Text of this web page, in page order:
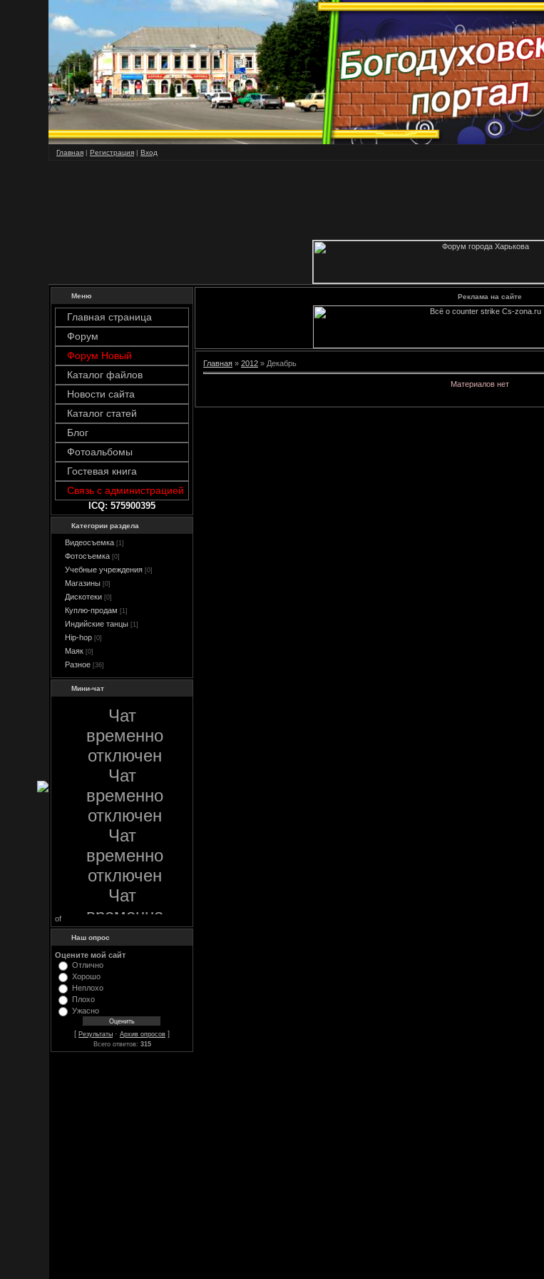
Главная | Регистрация | Вход
Меню
Главная страница
Форум
Форум Новый
Каталог файлов
Новости сайта
Каталог статей
Блог
Фотоальбомы
Гостевая книга
Связь с администрацией
ICQ: 575900395
Категории раздела
Видеосъемка [1]
Фотосъемка [0]
Учебные учреждения [0]
Магазины [0]
Дискотеки [0]
Куплю-продам [1]
Индийские танцы [1]
Hip-hop [0]
Маяк [0]
Разное [36]
Мини-чат
of
Наш опрос
Оцените мой сайт
Отлично
Хорошо
Неплохо
Плохо
Ужасно
[ Результаты · Архив опросов ]
Всего ответов: 315
Реклама на сайте
Главная » 2012 » Декабрь
Материалов нет